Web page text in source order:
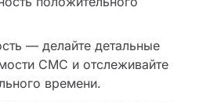
— делайте детальные
СМС и отслеживайте
времени.